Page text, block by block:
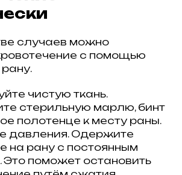
случаев можно
с помощью
чистую ткань.
стерильную марлю, бинт
полотенце к месту раны.
давления. Одержите
на рану с постоянным
Это поможет остановить